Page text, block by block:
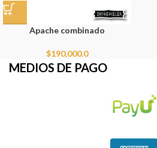
Apache combinado
$190,000.0
MEDIOS DE PAGO